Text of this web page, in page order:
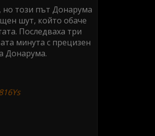
но този път Донарума
шут, който обаче
Последваха три
минута с прецизен
Донарума.